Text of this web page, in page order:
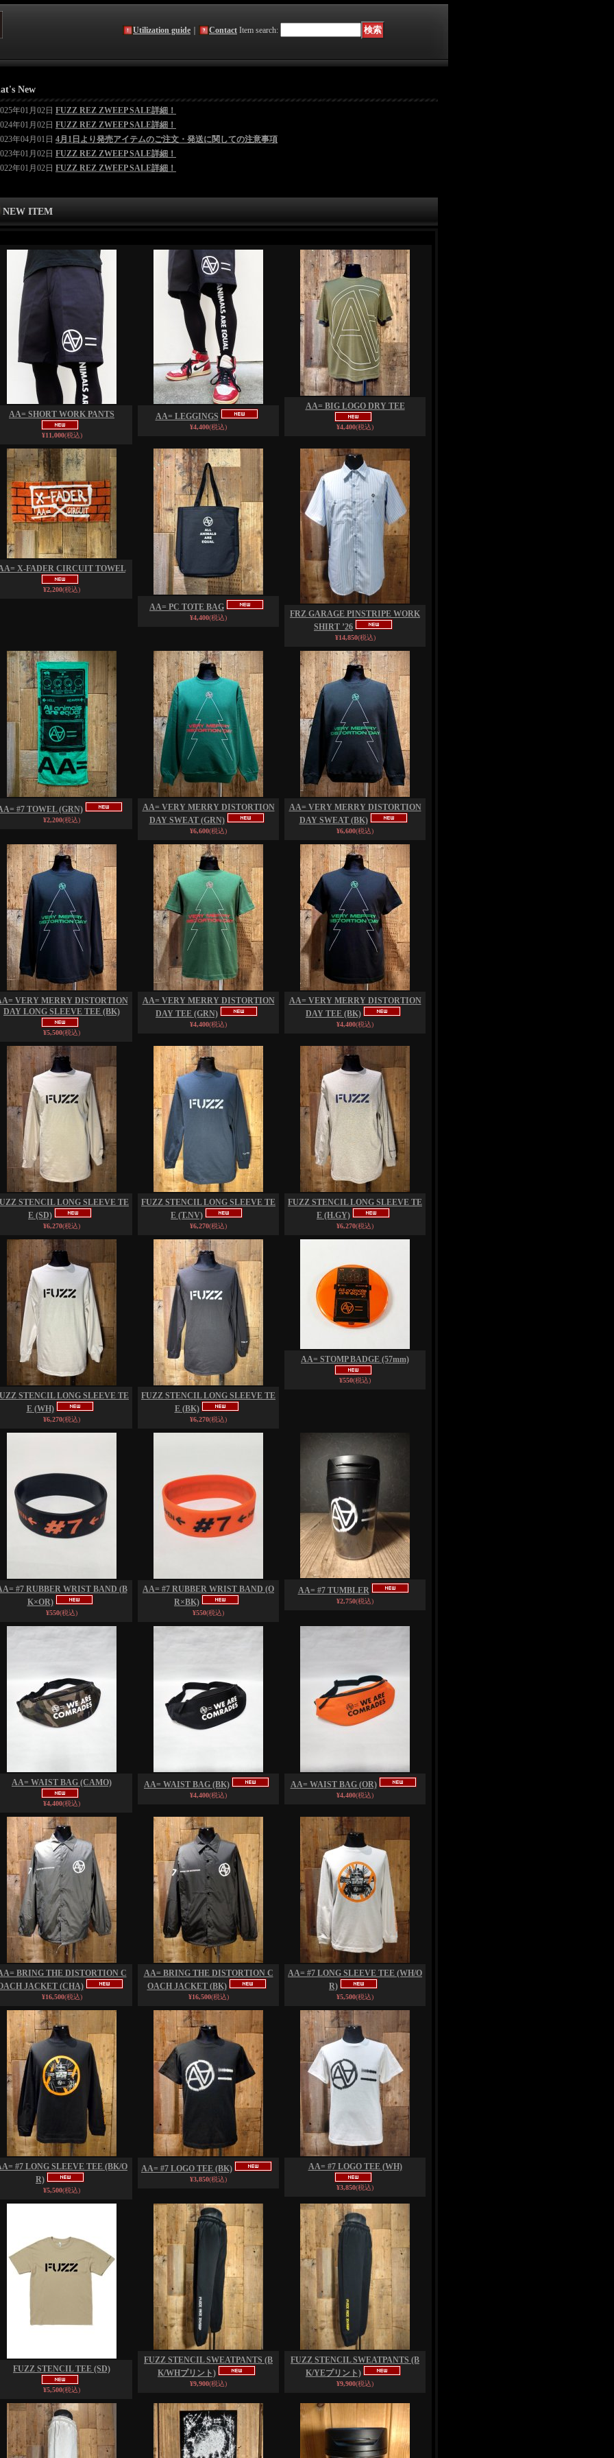
Utilization guide Contact Item search:
New
年01月02日 FUZZ REZ ZWEEP SALE詳細！
年01月02日 FUZZ REZ ZWEEP SALE詳細！
年04月01日 4月1日より発売アイテムのご注文・発送に関しての注意事項
年01月02日 FUZZ REZ ZWEEP SALE詳細！
年01月02日 FUZZ REZ ZWEEP SALE詳細！
NEW ITEM
AA= SHORT WORK PANTS
¥11,000(税込)
AA= LEGGINGS
¥4,400(税込)
AA= BIG LOGO DRY TEE
¥4,400(税込)
X-FADER CIRCUIT TOWEL
¥2,200(税込)
AA= PC TOTE BAG
¥4,400(税込)
FRZ GARAGE PINSTRIPE WORK
SHIRT ’26
¥14,850(税込)
#7 TOWEL (GRN)
¥2,200(税込)
AA= VERY MERRY DISTORTION
DAY SWEAT (GRN)
¥6,600(税込)
AA= VERY MERRY DISTORTION
DAY SWEAT (BK)
¥6,600(税込)
VERY MERRY DISTORTION
DAY LONG SLEEVE TEE (BK)
¥5,500(税込)
AA= VERY MERRY DISTORTION
DAY TEE (GRN)
¥4,400(税込)
AA= VERY MERRY DISTORTION
DAY TEE (BK)
¥4,400(税込)
STENCIL LONG SLEEVE TE
E (SD)
¥6,270(税込)
FUZZ STENCIL LONG SLEEVE TE
E (T.NV)
¥6,270(税込)
FUZZ STENCIL LONG SLEEVE TE
E (H.GY)
¥6,270(税込)
STENCIL LONG SLEEVE TE
E (WH)
¥6,270(税込)
FUZZ STENCIL LONG SLEEVE TE
E (BK)
¥6,270(税込)
AA= STOMP BADGE (57mm)
¥550(税込)
#7 RUBBER WRIST BAND (B
K×OR)
¥550(税込)
AA= #7 RUBBER WRIST BAND (O
R×BK)
¥550(税込)
AA= #7 TUMBLER
¥2,750(税込)
AA= WAIST BAG (CAMO)
¥4,400(税込)
AA= WAIST BAG (BK)
¥4,400(税込)
AA= WAIST BAG (OR)
¥4,400(税込)
BRING THE DISTORTION C
JACKET (CHA)
¥16,500(税込)
AA= BRING THE DISTORTION C
OACH JACKET (BK)
¥16,500(税込)
AA= #7 LONG SLEEVE TEE (WH/O
R)
¥5,500(税込)
#7 LONG SLEEVE TEE (BK/O
R)
¥5,500(税込)
AA= #7 LOGO TEE (BK)
¥3,850(税込)
AA= #7 LOGO TEE (WH)
¥3,850(税込)
FUZZ STENCIL TEE (SD)
¥5,500(税込)
FUZZ STENCIL SWEATPANTS (B
K/WHプリント)
¥9,900(税込)
FUZZ STENCIL SWEATPANTS (B
K/YEプリント)
¥9,900(税込)